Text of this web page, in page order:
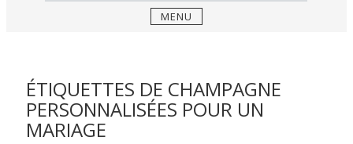
MENU
ÉTIQUETTES DE CHAMPAGNE
PERSONNALISÉES POUR UN
MARIAGE